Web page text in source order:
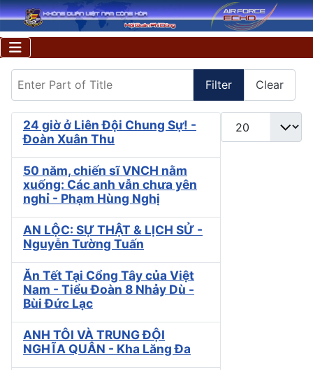
Filter Clear
24 giờ ở Liên Đội Chung Sự! -
Đoàn Xuân Thu
50 năm, chiến sĩ VNCH nằm
xuống: Các anh vẫn chưa yên
nghỉ - Phạm Hùng Nghị
AN LỘC: SỰ THẬT & LỊCH SỬ -
Nguyễn Tường Tuấn
Ăn Tết Tại Cổng Tây của Việt
Nam - Tiểu Đoàn 8 Nhảy Dù -
Bùi Đức Lạc
ANH TÔI VÀ TRUNG ĐỘI
NGHĨA QUÂN - Kha Lăng Đa